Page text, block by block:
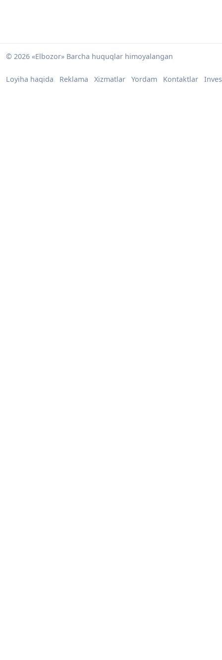
© 2026 «Elbozor» Barcha huquqlar himoyalangan
Loyiha haqida Reklama Xizmatlar Yordam Kontaktlar